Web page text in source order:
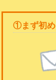
①まず初